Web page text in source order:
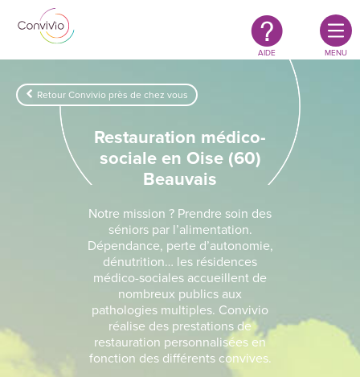
Aller au contenu principal
Restauration
authentique
responsable
AIDE MENU
Retour Convivio près de chez vous
Restauration médico-
sociale en Oise (60)
Beauvais
Notre mission ? Prendre soin des
séniors par l’alimentation.
Dépendance, perte d’autonomie,
dénutrition… les résidences
médico-sociales accueillent de
nombreux publics aux
pathologies multiples. Convivio
réalise des prestations de
restauration personnalisées en
fonction des différents convives.